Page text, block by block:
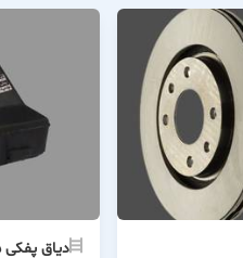
دیاق پفکی ۴۰۵